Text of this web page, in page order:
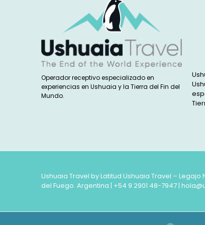
Operador receptivo especializado en
experiencias en Ushuaia y la Tierra del Fin del
Mundo.
Ushuaia Travel by Latitud Ushuaia Travel – Legajo
del Fuego. Argentina | +54 9 2901 48-7947|